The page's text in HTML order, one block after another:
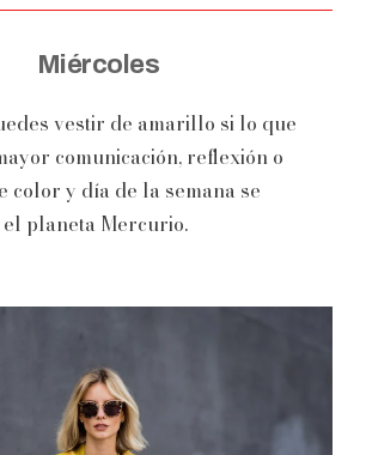
Miércoles
vestir de amarillo si lo que
comunicación, reflexión o
color y día de la semana se
planeta Mercurio.